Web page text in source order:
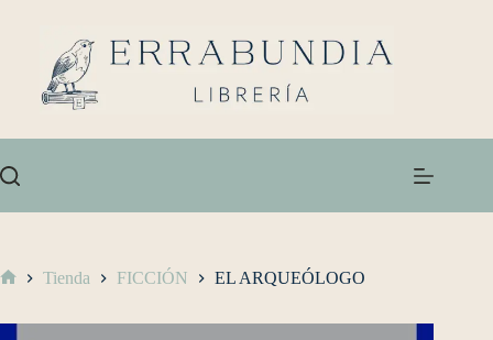
Tienda FICCIÓN EL ARQUEÓLOGO